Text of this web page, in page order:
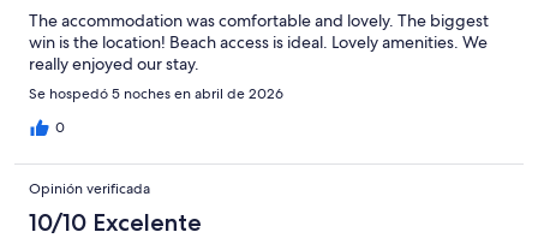
The accommodation was comfortable and lovely. The biggest
win is the location! Beach access is ideal. Lovely amenities. We
really enjoyed our stay.
Se hospedó 5 noches en abril de 2026
0
Opinión verificada
10/10 Excelente